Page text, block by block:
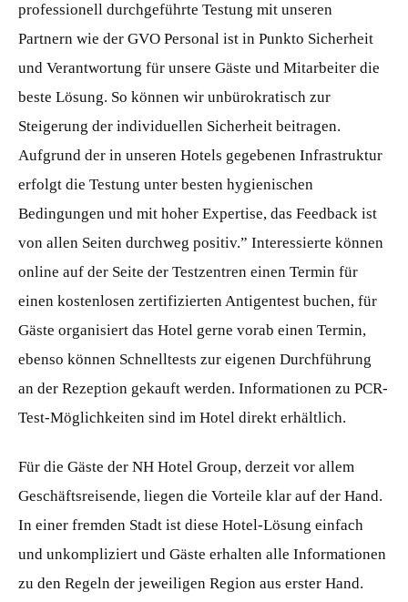
professionell durchgeführte Testung mit unseren
Partnern wie der GVO Personal ist in Punkto Sicherheit
und Verantwortung für unsere Gäste und Mitarbeiter die
beste Lösung. So können wir unbürokratisch zur
Steigerung der individuellen Sicherheit beitragen.
Aufgrund der in unseren Hotels gegebenen Infrastruktur
erfolgt die Testung unter besten hygienischen
Bedingungen und mit hoher Expertise, das Feedback ist
von allen Seiten durchweg positiv.” Interessierte können
online auf der Seite der Testzentren einen Termin für
einen kostenlosen zertifizierten Antigentest buchen, für
Gäste organisiert das Hotel gerne vorab einen Termin,
ebenso können Schnelltests zur eigenen Durchführung
an der Rezeption gekauft werden. Informationen zu PCR-
Test-Möglichkeiten sind im Hotel direkt erhältlich.
Für die Gäste der NH Hotel Group, derzeit vor allem
Geschäftsreisende, liegen die Vorteile klar auf der Hand.
In einer fremden Stadt ist diese Hotel-Lösung einfach
und unkompliziert und Gäste erhalten alle Informationen
zu den Regeln der jeweiligen Region aus erster Hand.